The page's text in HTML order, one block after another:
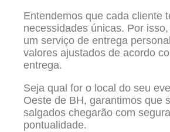
Entendemos que cada cliente
necessidades únicas. Por
um serviço de entrega
valores ajustados de acordo
entrega.
Seja qual for o local do seu
Oeste de BH, garantimos que
salgados chegarão com
pontualidade.